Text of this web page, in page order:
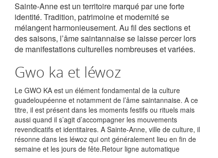
Sainte-Anne est un territoire marqué par une forte
identité. Tradition, patrimoine et modernité se
mélangent harmonieusement. Au fil des sections et
des saisons, l’âme saintannaise se laisse percer lors
de manifestations culturelles nombreuses et variées.
Gwo ka et léwoz
Le GWO KA est un élément fondamental de la culture
guadeloupéenne et notamment de l’âme saintannaise. A ce
titre, il est présent dans les moments festifs ou rituels mais
aussi quand il s’agit d’accompagner les mouvements
revendicatifs et identitaires. A Sainte-Anne, ville de culture, il
résonne dans les léwoz qui ont généralement lieu en fin de
semaine et les jours de fête.Retour ligne automatique